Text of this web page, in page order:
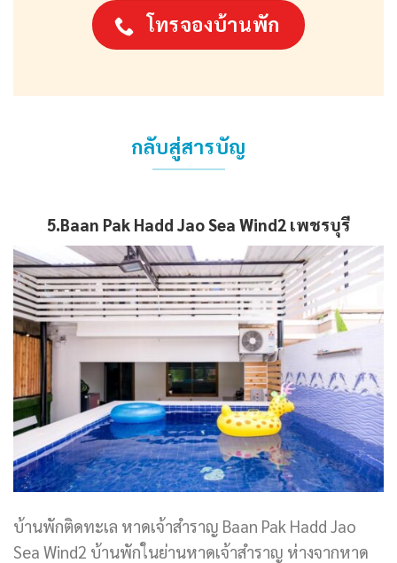
โทรจองบ้านพัก
กลับสู่สารบัญ
5.Baan Pak Hadd Jao Sea Wind2 เพชรบุรี
บ้านพักติดทะเล หาดเจ้าสำราญ Baan Pak Hadd Jao
Sea Wind2 บ้านพักในย่านหาดเจ้าสำราญ ห่างจากหาด